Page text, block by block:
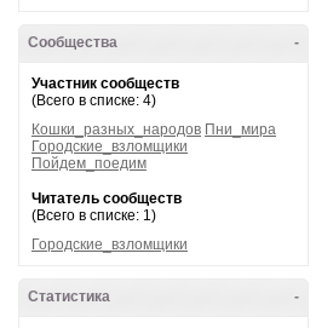
-
Сообщества
Участник сообществ
(Всего в списке: 4)
Кошки_разных_народов Пни_мира
Городские_взломщики
Пойдем_поедим
Читатель сообществ
(Всего в списке: 1)
Городские_взломщики
-
Статистика